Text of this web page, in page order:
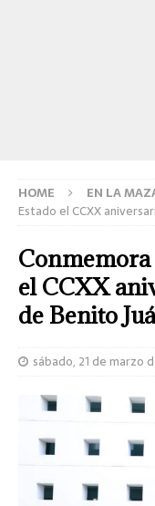
HOME EN LA
Estado el CCXX
Conmemora
el CCXX
de Benito
sábado, 21 de marzo